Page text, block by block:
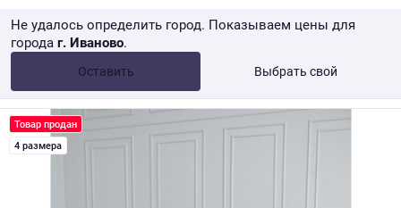
Не удалось определить город. Показываем цены для
города г. Иваново.
Оставить Выбрать свой
от 10 000 ₽ Розница → WB
Товар продан
4 размера